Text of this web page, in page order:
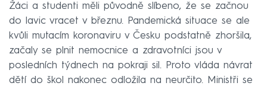
Žáci a studenti měli původně slíbeno, že se začnou
do lavic vracet v březnu. Pandemická situace se ale
kvůli mutacím koronaviru v Česku podstatně zhoršila,
začaly se plnit nemocnice a zdravotníci jsou v
posledních týdnech na pokraji sil. Proto vláda návrat
dětí do škol nakonec odložila na neurčito. Ministři se